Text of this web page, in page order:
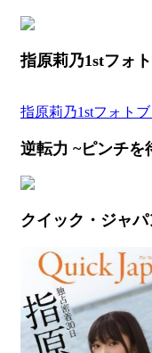
指原莉乃1stフォ
指原莉乃1stフォト
逆転力 ~ピンチ
クイック・ジャパ